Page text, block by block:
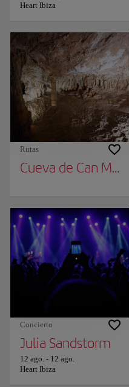
Heart Ibiza
Rutas
Cueva de Can Marçà
Concierto
Julia Sandstorm
12 ago. - 12 ago.
Heart Ibiza